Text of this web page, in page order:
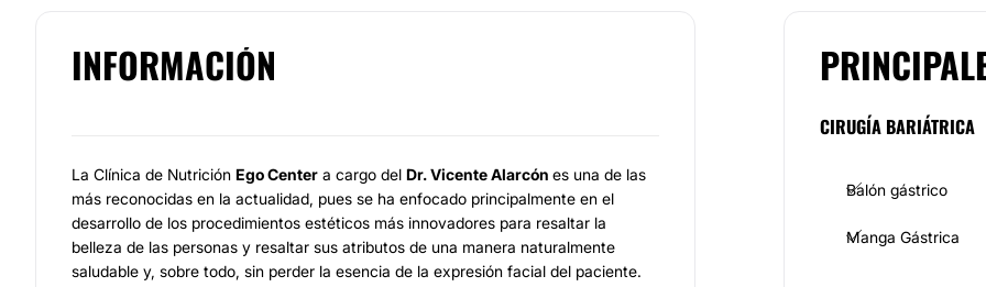
INFORMACIÓN
La Clínica de Nutrición Ego Center a cargo del Dr. Vicente Alarcón es una de las
más reconocidas en la actualidad, pues se ha enfocado principalmente en el
desarrollo de los procedimientos estéticos más innovadores para resaltar la
belleza de las personas y resaltar sus atributos de una manera naturalmente
saludable y, sobre todo, sin perder la esencia de la expresión facial del paciente.
CIRUGÍA BARIÁTRICA
Balón gástrico
Manga Gástrica